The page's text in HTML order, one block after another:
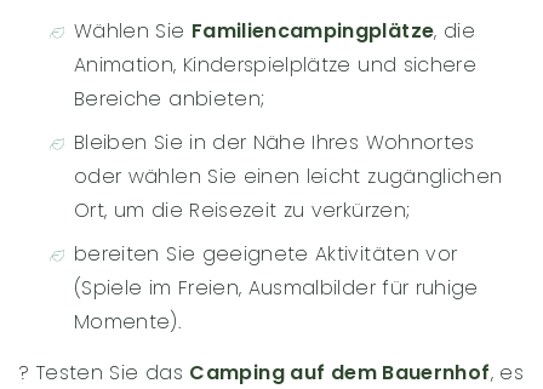
Wählen Sie Familiencampingplätze, die
Animation, Kinderspielplätze und sichere
Bereiche anbieten;
Bleiben Sie in der Nähe Ihres Wohnortes
oder wählen Sie einen leicht zugänglichen
Ort, um die Reisezeit zu verkürzen;
bereiten Sie geeignete Aktivitäten vor
(Spiele im Freien, Ausmalbilder für ruhige
Momente).
? Testen Sie das Camping auf dem Bauernhof, es